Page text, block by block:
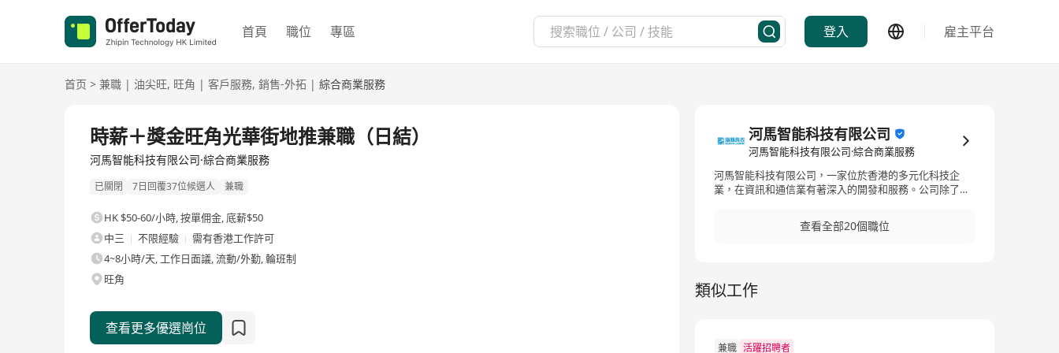
首頁 職位 專區 登入 雇主平台
首页 > 兼職 | 油尖旺, 旺角 | 客戶服務, 銷售-外拓 | 綜合商業服務
時薪＋獎金旺角光華街地推兼職（日結）
河馬智能科技有限公司·綜合商業服務
已關閉 7日回覆37位候選人 兼職
HK $50-60/小時,按單佣金, 底薪$50
中三
不限經驗
需有香港工作許可
4~8小時/天, 工作日面議, 流動/外勤, 輪班制
旺角
查看更多優選崗位
河馬智能科技有限公司
河馬智能科技有限公司·綜合商業服務
河馬智能科技有限公司，一家位於香港的多元化科技企
業，在資訊和通信業有著深入的開發和服務。公司除了提
質的洗衣服務，包括專業清洗鞋子、羽絨服、床單與大衣
等。隨著業務的拓展，河馬智能科技有限公司正在招募多
with deep development and service expertise in
information and communication industries, not only
quality laundry services including professional cleaning
查看全部20個職位
類似工作
兼職 活躍招聘者